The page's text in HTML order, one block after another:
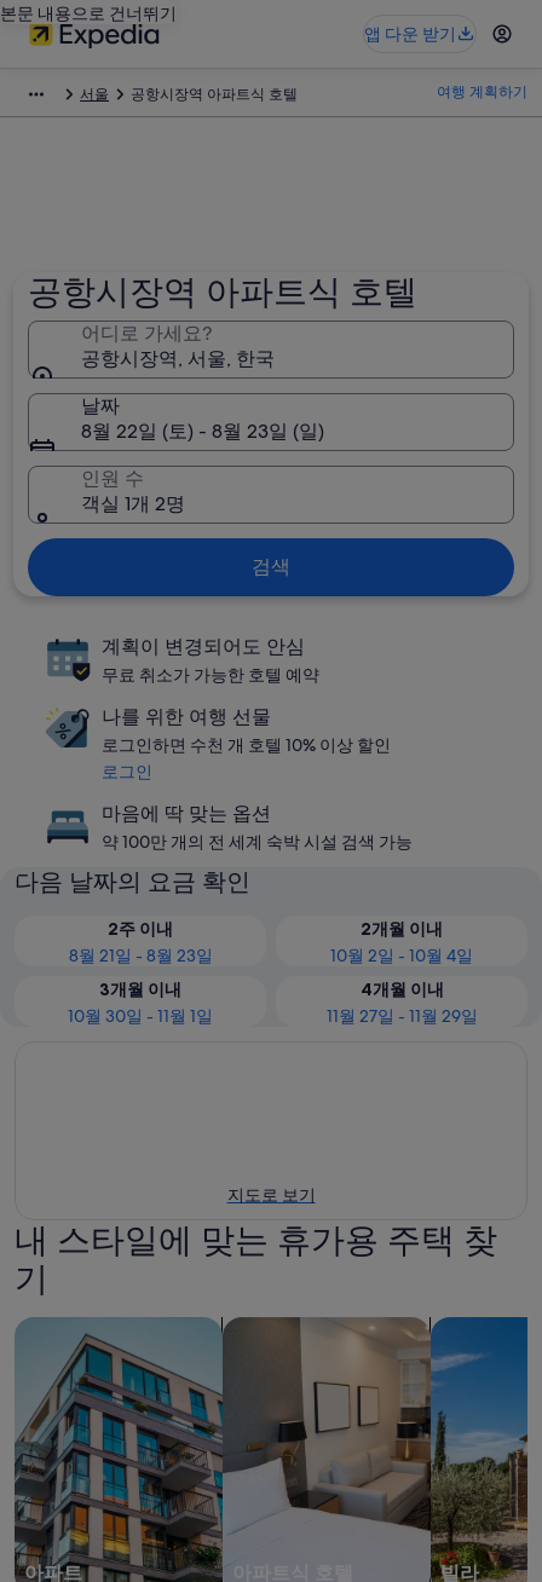
본문 내용으로 건너뛰기
앱 다운 받기
서울 공항시장역 아파트식 호텔 여행 계획하기
공항시장역 아파트식 호텔
어디로 가세요?
공항시장역, 서울, 한국
날짜
8월 22일 (토) - 8월 23일 (일)
인원 수
객실 1개 2명
검색
계획이 변경되어도 안심
무료 취소가 가능한 호텔 예약
나를 위한 여행 선물
로그인하면 수천 개 호텔 10% 이상 할인
로그인
마음에 딱 맞는 옵션
약 100만 개의 전 세계 숙박 시설 검색 가능
다음 날짜의 요금 확인
2주 이내
8월 21일 - 8월 23일
2개월 이내
10월 2일 - 10월 4일
3개월 이내
10월 30일 - 11월 1일
4개월 이내
11월 27일 - 11월 29일
지도로 보기
내 스타일에 맞는 휴가용 주택 찾
기
아파트
아파트 검색
아파트식 호텔
아파트식 호텔 검색
빌라
빌라 검색